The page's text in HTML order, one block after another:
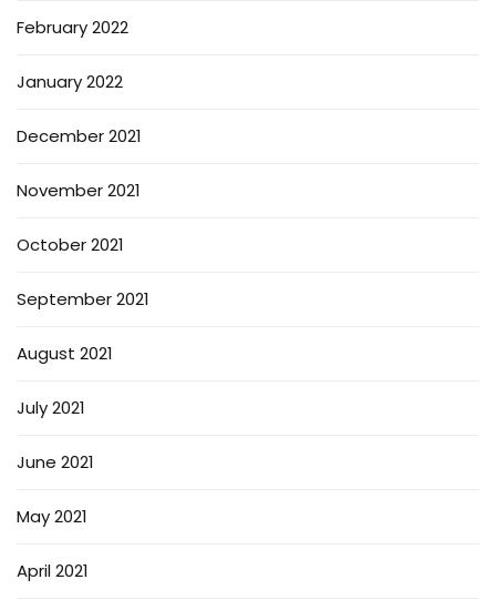
February 2022
January 2022
December 2021
November 2021
October 2021
September 2021
August 2021
July 2021
June 2021
May 2021
April 2021